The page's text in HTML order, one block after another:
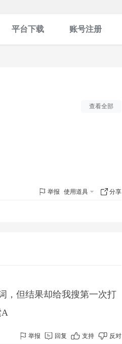
平台下载 账号注册
查看全部
举报 使用道具 分享
，但结果却给我搜第一次打
A
举报 回复 支持 反对